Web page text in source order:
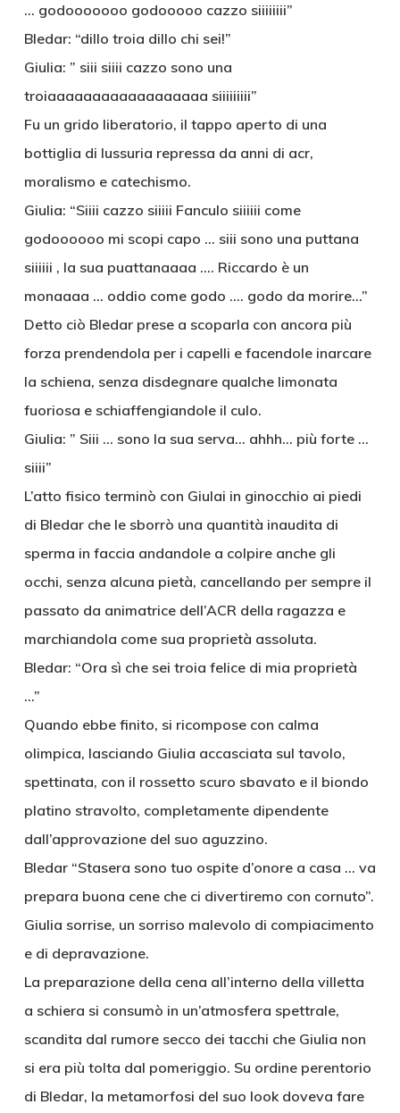
… godooooooo godooooo cazzo siiiiiiii”
Bledar: “dillo troia dillo chi sei!”
Giulia: ” siii siiii cazzo sono una
troiaaaaaaaaaaaaaaaaaa siiiiiiiii”
Fu un grido liberatorio, il tappo aperto di una
bottiglia di lussuria repressa da anni di acr,
moralismo e catechismo.
Giulia: “Siiii cazzo siiiii Fanculo siiiiii come
godoooooo mi scopi capo … siii sono una puttana
siiiiii , la sua puattanaaaa …. Riccardo è un
monaaaa … oddio come godo …. godo da morire…”
Detto ciò Bledar prese a scoparla con ancora più
forza prendendola per i capelli e facendole inarcare
la schiena, senza disdegnare qualche limonata
fuoriosa e schiaffengiandole il culo.
Giulia: ” Siii … sono la sua serva… ahhh… più forte …
siiii”
L’atto fisico terminò con Giulai in ginocchio ai piedi
di Bledar che le sborrò una quantità inaudita di
sperma in faccia andandole a colpire anche gli
occhi, senza alcuna pietà, cancellando per sempre il
passato da animatrice dell’ACR della ragazza e
marchiandola come sua proprietà assoluta.
Bledar: “Ora sì che sei troia felice di mia proprietà
…”
Quando ebbe finito, si ricompose con calma
olimpica, lasciando Giulia accasciata sul tavolo,
spettinata, con il rossetto scuro sbavato e il biondo
platino stravolto, completamente dipendente
dall’approvazione del suo aguzzino.
Bledar “Stasera sono tuo ospite d’onore a casa … va
prepara buona cene che ci divertiremo con cornuto”.
Giulia sorrise, un sorriso malevolo di compiacimento
e di depravazione.
La preparazione della cena all’interno della villetta
a schiera si consumò in un’atmosfera spettrale,
scandita dal rumore secco dei tacchi che Giulia non
si era più tolta dal pomeriggio. Su ordine perentorio
di Bledar, la metamorfosi del suo look doveva fare